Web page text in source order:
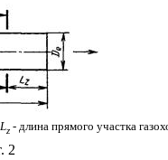
Lz - длина прямого участка
2